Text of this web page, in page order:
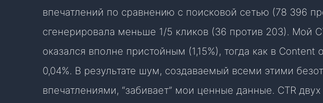
впечатлений по сравнению с поисковой сетью (78 396
сгенерировала меньше 1/5 кликов (36 против 203). Мой
оказался вполне пристойным (1,15%), тогда как в Content
0,04%. В результате шум, создаваемый всеми этими
впечатлениями, “забивает” мои ценные данные. CTR